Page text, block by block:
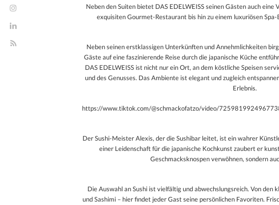
Neben den Suiten bietet DAS EDELWEISS seinen Gästen auch
exquisiten Gourmet-Restaurant bis hin zu einem luxuriösen
Neben seinen erstklassigen Unterkünften und Annehmlichkeiten
Gäste auf eine faszinierende Reise durch die japanische Küche
DAS EDELWEISS ist nicht nur ein Ort, an dem köstliche Speisen
und des Genusses. Das Ambiente ist elegant und zugleich
Erlebnis.
https://www.tiktok.com/@schmackofatzo/video/
Der Sushi-Meister Alexis, der die Sushibar leitet, ist ein wahrer
einer Leidenschaft für die japanische Kochkunst zaubert er
Geschmacksknospen verwöhnen, sondern
Die Auswahl an Sushi ist vielfältig und abwechslungsreich. Von den
und Sashimi – hier findet jeder Gast seine persönlichen Favoriten.